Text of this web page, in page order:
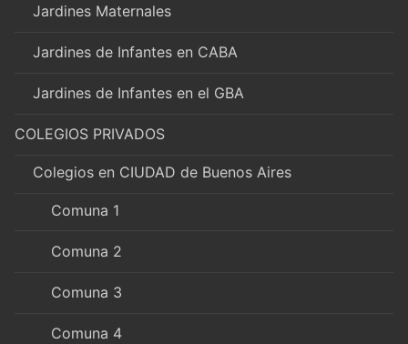
Jardines Maternales
Jardines de Infantes en CABA
Jardines de Infantes en el GBA
COLEGIOS PRIVADOS
Colegios en CIUDAD de Buenos Aires
Comuna 1
Comuna 2
Comuna 3
Comuna 4